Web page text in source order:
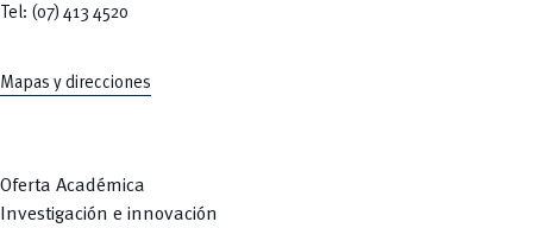
Tel: (07) 413 4520
Mapas y direcciones
Oferta Académica
Investigación e innovación